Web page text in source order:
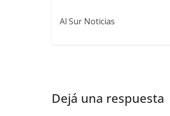
Al Sur Noticias
Dejá una respuesta